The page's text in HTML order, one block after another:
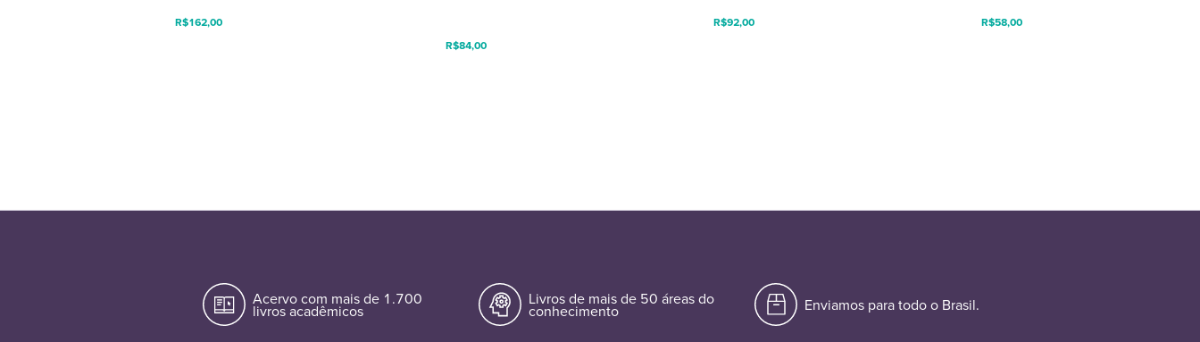
R$162,00
R$84,00
R$92,00 R$58,00
Acervo com mais de 1.700
livros acadêmicos
Livros de mais de 50 áreas do
conhecimento Enviamos para todo o Brasil.